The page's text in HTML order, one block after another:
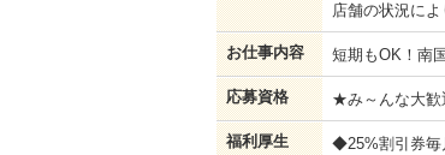
店舗の状況に
お仕事内容 短期もOK！南
応募資格 ★み～んな大歓
福利厚生
◆25%割引券毎